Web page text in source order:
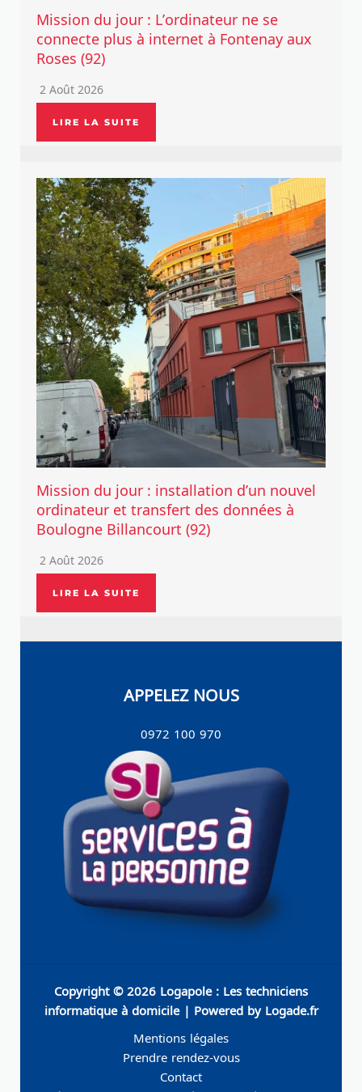
Mission du jour : L’ordinateur ne se
connecte plus à internet à Fontenay aux
Roses (92)
2 Août 2026
LIRE LA SUITE
Mission du jour : installation d’un nouvel
ordinateur et transfert des données à
Boulogne Billancourt (92)
2 Août 2026
LIRE LA SUITE
APPELEZ NOUS
0972 100 970
Copyright © 2026 Logapole : Les techniciens
informatique à domicile | Powered by Logade.fr
Mentions légales
Prendre rendez-vous
Contact